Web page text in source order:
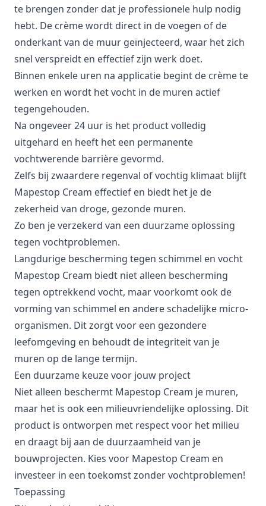
te brengen zonder dat je professionele hulp nodig
hebt. De crème wordt direct in de voegen of de
onderkant van de muur geïnjecteerd, waar het zich
snel verspreidt en effectief zijn werk doet.
Binnen enkele uren na applicatie begint de crème te
werken en wordt het vocht in de muren actief
tegengehouden.
Na ongeveer 24 uur is het product volledig
uitgehard en heeft het een permanente
vochtwerende barrière gevormd.
Zelfs bij zwaardere regenval of vochtig klimaat blijft
Mapestop Cream effectief en biedt het je de
zekerheid van droge, gezonde muren.
Zo ben je verzekerd van een duurzame oplossing
tegen vochtproblemen.
Langdurige bescherming tegen schimmel en vocht
Mapestop Cream biedt niet alleen bescherming
tegen optrekkend vocht, maar voorkomt ook de
vorming van schimmel en andere schadelijke micro-
organismen. Dit zorgt voor een gezondere
leefomgeving en behoudt de integriteit van je
muren op de lange termijn.
Een duurzame keuze voor jouw project
Niet alleen beschermt Mapestop Cream je muren,
maar het is ook een milieuvriendelijke oplossing. Dit
product is ontworpen met respect voor het milieu
en draagt bij aan de duurzaamheid van je
bouwprojecten. Kies voor Mapestop Cream en
investeer in een toekomst zonder vochtproblemen!
Toepassing